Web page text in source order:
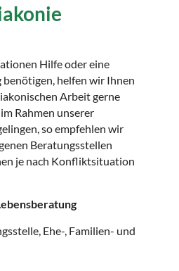
Hilfe oder eine
helfen wir Ihnen
Arbeit gerne
Rahmen unserer
so empfehlen wir
Beratungsstellen
je nach Konfliktsituation
Ehe-, Familien- und